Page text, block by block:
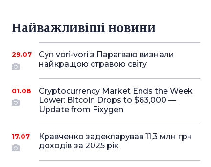
Найважливіші новини
29.07
Суп vori-vori з Парагваю визнали
найкращою стравою світу
01.08
Cryptocurrency Market Ends the Week
Lower: Bitcoin Drops to $63,000 —
Update from Fixygen
17.07
Кравченко задекларував 11,3 млн грн
доходів за 2025 рік